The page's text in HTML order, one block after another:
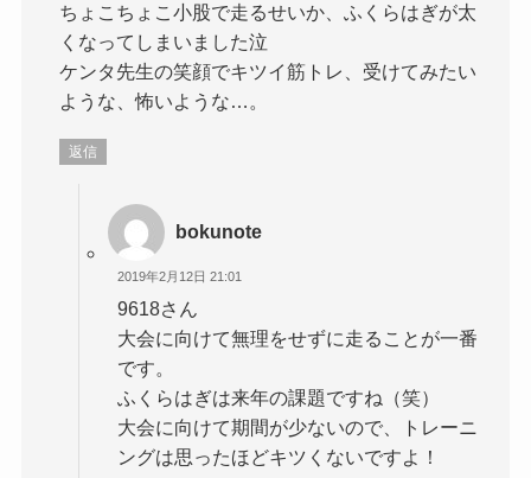
ちょこちょこ小股で走るせいか、ふくらはぎが太
くなってしまいました泣
ケンタ先生の笑顔でキツイ筋トレ、受けてみたい
ような、怖いような…。
返信
bokunote
2019年2月12日 21:01
9618さん
大会に向けて無理をせずに走ることが一番
です。
ふくらはぎは来年の課題ですね（笑）
大会に向けて期間が少ないので、トレーニ
ングは思ったほどキツくないですよ！